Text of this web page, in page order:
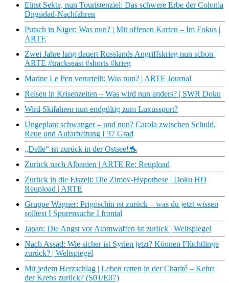
Einst Sekte, nun Touristenziel: Das schwere Erbe der Colonia
Dignidad-Nachfahren
Putsch in Niger: Was nun? | Mit offenen Karten – Im Fokus |
ARTE
Zwei Jahre lang dauert Russlands Angriffskrieg nun schon |
ARTE #trackseast #shorts #krieg
Marine Le Pen verurteilt: Was nun? | ARTE Journal
Reisen in Krisenzeiten – Was wird nun anders? | SWR Doku
Wird Skifahren nun endgültig zum Luxussport?
Ungeplant schwanger – und nun? Carola zwischen Schuld,
Reue und Aufarbeitung I 37 Grad
„Delle“ ist zurück in der Ostsee!🐬
Zurück nach Albanien | ARTE Re: Reupload
Zurück in die Eiszeit: Die Zimov-Hypothese | Doku HD
Reupload | ARTE
Gruppe Wagner: Prigoschin ist zurück – was du jetzt wissen
solltest I Spurensuche I frontal
Japan: Die Angst vor Atomwaffen ist zurück | Weltspiegel
Nach Assad: Wie sicher ist Syrien jetzt? Können Flüchtlinge
zurück? | Weltspiegel
Mit jedem Herzschlag | Leben retten in der Charité – Kehrt
der Krebs zurück? (S01/E07)